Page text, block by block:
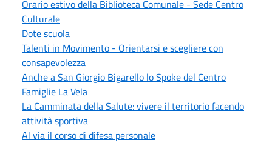
Orario estivo della Biblioteca Comunale - Sede Centro
Culturale
Dote scuola
Talenti in Movimento - Orientarsi e scegliere con
consapevolezza
Anche a San Giorgio Bigarello lo Spoke del Centro
Famiglie La Vela
La Camminata della Salute: vivere il territorio facendo
attività sportiva
Al via il corso di difesa personale